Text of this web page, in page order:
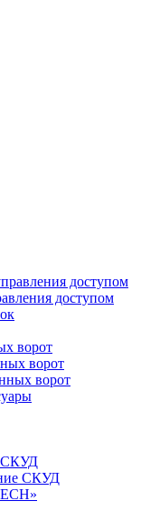
доступом
ворот
ворот
ворот
СКУД
СКУД